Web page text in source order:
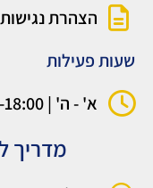
הצהרת נגישות
שעות פעילות
א' - ה' | 09:00-18:00
מדריך